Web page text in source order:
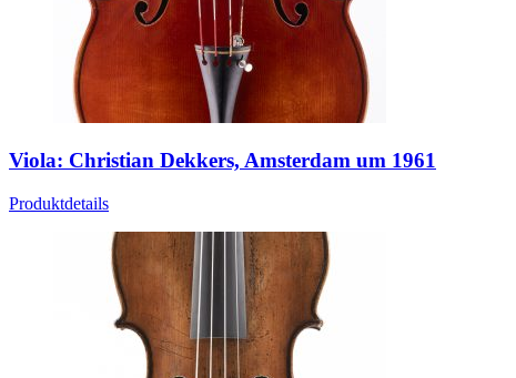
Viola: Christian Dekkers, Amsterdam um 1961
Produktdetails